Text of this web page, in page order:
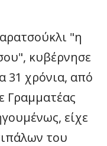
"η
κυβέρνησε
31 χρόνια, από
Γραμματέας
είχε
του